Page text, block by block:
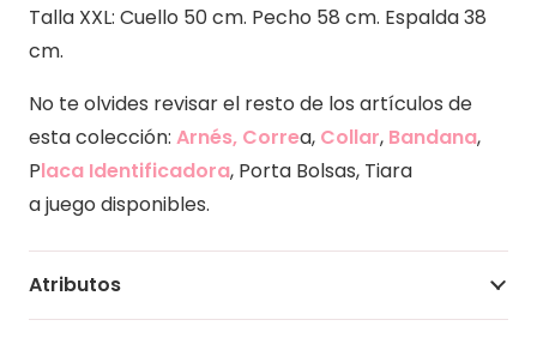
Talla XXL: Cuello 50 cm. Pecho 58 cm. Espalda 38
cm.
No te olvides revisar el resto de los artículos de
esta colección: Arnés, Correa, Collar, Bandana,
Placa Identificadora, Porta Bolsas, Tiara
a juego disponibles.
Atributos